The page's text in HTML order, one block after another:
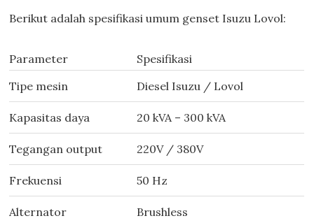
Berikut adalah spesifikasi umum genset Isuzu Lovol:
Parameter
Spesifikasi
Tipe mesin
Diesel Isuzu / Lovol
Kapasitas daya 20 kVA – 300 kVA
Tegangan output 220V / 380V
Frekuensi 50 Hz
Alternator Brushless